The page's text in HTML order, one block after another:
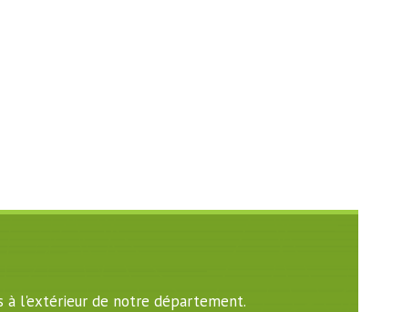
à l'extérieur de notre département.